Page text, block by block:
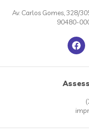
Av. Carlos Gomes, 328/
90480-